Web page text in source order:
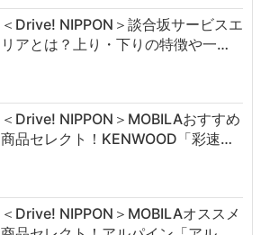
＜Drive! NIPPON＞談合坂サービスエ
リアとは？上り・下りの特徴や一…
＜Drive! NIPPON＞MOBILAおすすめ
商品セレクト！KENWOOD「彩速…
＜Drive! NIPPON＞MOBILAオススメ